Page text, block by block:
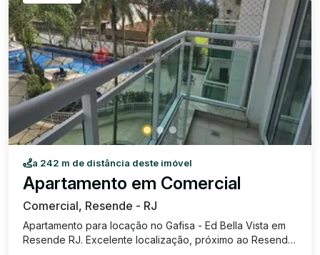
a 242 m de distância deste imóvel
Apartamento em Comercial
Comercial, Resende - RJ
Apartamento para locação no Gafisa - Ed Bella Vista em
Resende RJ. Excelente localização, próximo ao Resende